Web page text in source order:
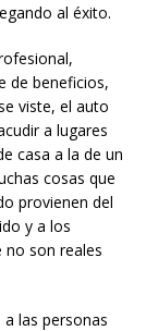
al éxito.
de beneficios,
viste, el auto
a lugares
casa a la de un
cosas que
provienen del
y a los
no son reales
las personas